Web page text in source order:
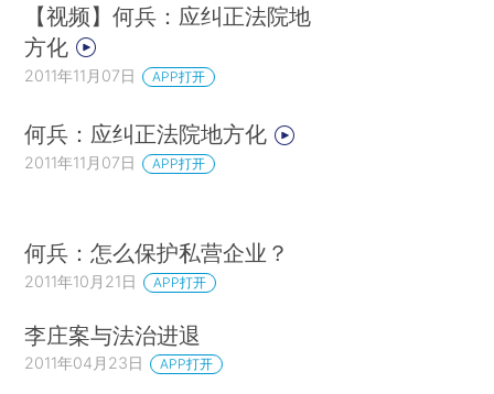
【视频】何兵：应纠正法院地
方化
2011年11月07日 APP打开
何兵：应纠正法院地方化
2011年11月07日 APP打开
何兵：怎么保护私营企业？
2011年10月21日 APP打开
李庄案与法治进退
2011年04月23日 APP打开